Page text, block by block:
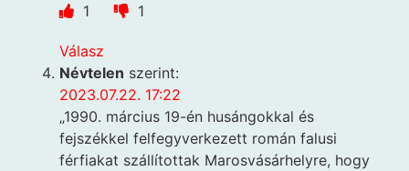
1
1
Válasz
Névtelen szerint:
2023.07.22. 17:22
„1990. március 19-én husángokkal és
fejszékkel felfegyverkezett román falusi
férfiakat szállítottak Marosvásárhelyre, hogy